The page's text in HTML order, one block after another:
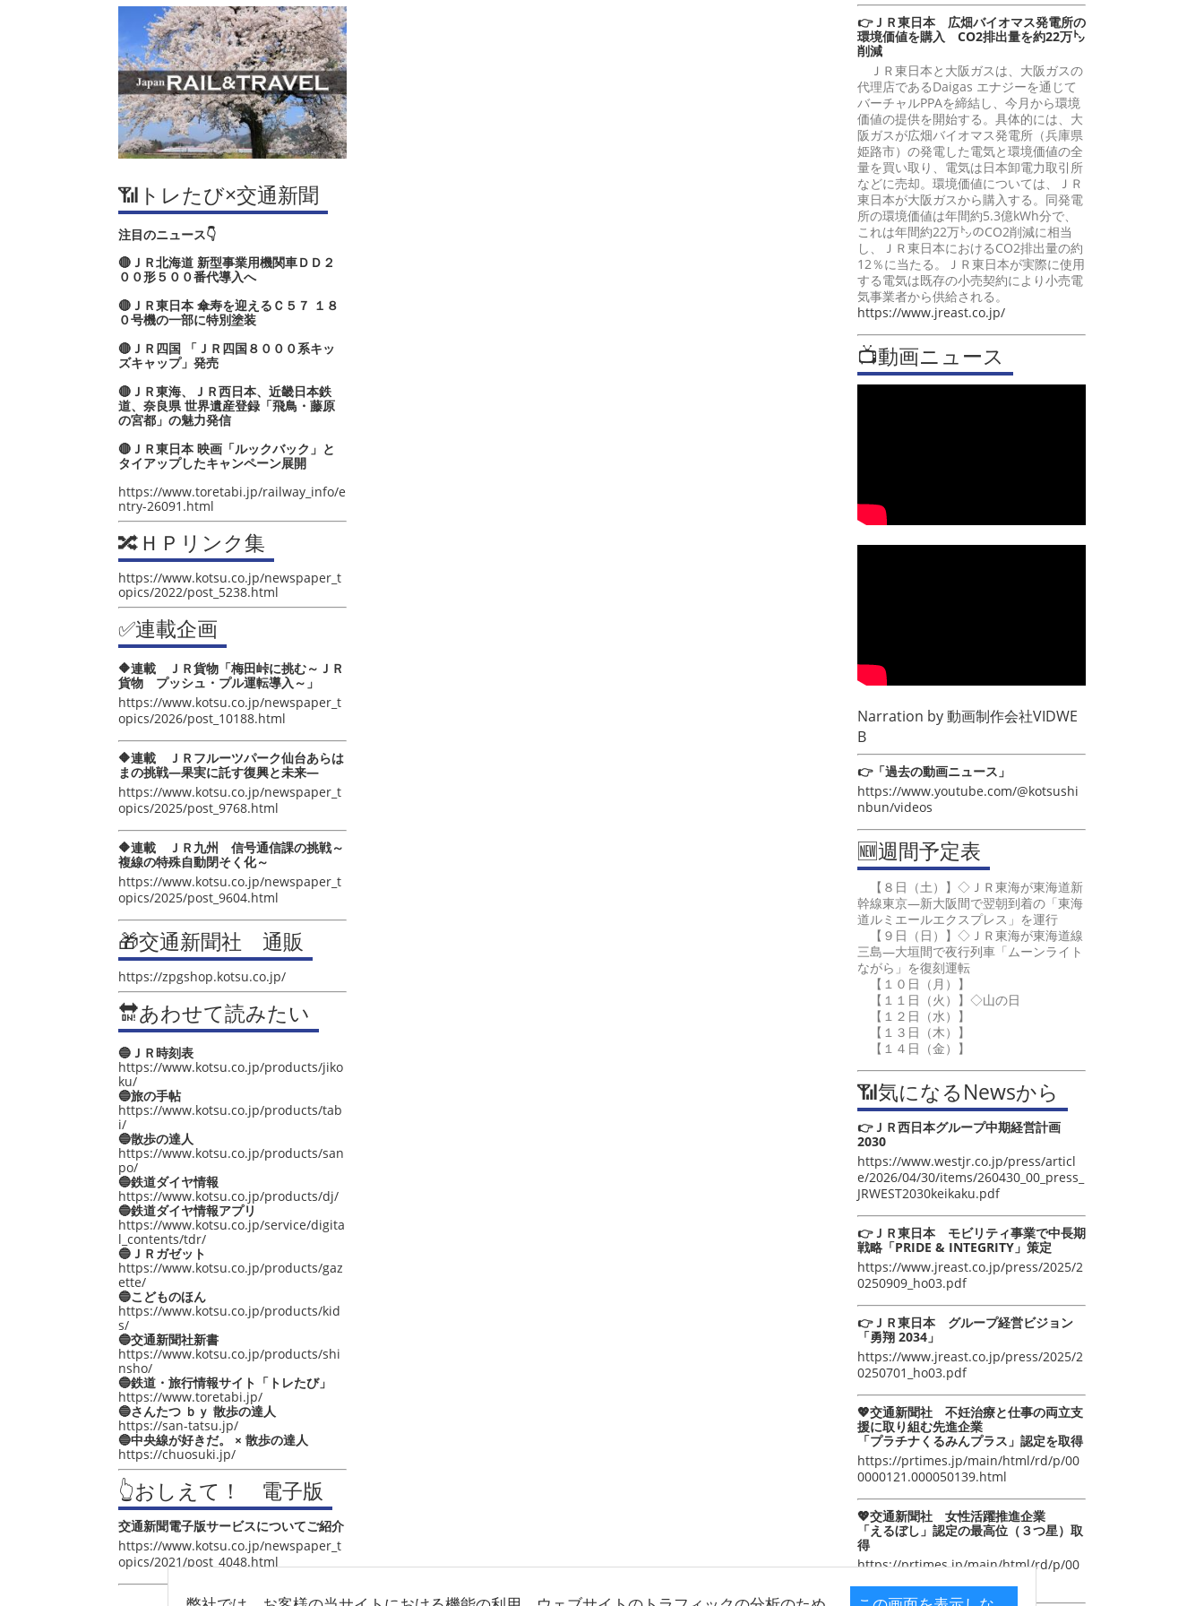
📶トレたび×交通新聞
注目のニュース👇
🔴ＪＲ北海道 新型事業用機関車ＤＤ２
００形５００番代導入へ
🔴ＪＲ東日本 傘寿を迎えるＣ５７ １８
０号機の一部に特別塗装
🔴ＪＲ四国 「ＪＲ四国８０００系キッ
ズキャップ」発売
🔴ＪＲ東海、ＪＲ西日本、近畿日本鉄
道、奈良県 世界遺産登録「飛鳥・藤原
の宮都」の魅力発信
🔴ＪＲ東日本 映画「ルックバック」と
タイアップしたキャンペーン展開
https://www.toretabi.jp/railway_info/e
ntry-26091.html
🔀ＨＰリンク集
https://www.kotsu.co.jp/newspaper_t
opics/2022/post_5238.html
✅連載企画
🔶連載 ＪＲ貨物「梅田峠に挑む～ＪＲ
貨物 プッシュ・プル運転導入～」
https://www.kotsu.co.jp/newspaper_t
opics/2026/post_10188.html
🔶連載 ＪＲフルーツパーク仙台あらは
まの挑戦―果実に託す復興と未来―
https://www.kotsu.co.jp/newspaper_t
opics/2025/post_9768.html
🔶連載 ＪＲ九州 信号通信課の挑戦～
複線の特殊自動閉そく化～
https://www.kotsu.co.jp/newspaper_t
opics/2025/post_9604.html
🎁交通新聞社 通販
https://zpgshop.kotsu.co.jp/
🔛あわせて読みたい
🔵ＪＲ時刻表
https://www.kotsu.co.jp/products/jiko
ku/
🔵旅の手帖
https://www.kotsu.co.jp/products/tab
i/
🔵散歩の達人
https://www.kotsu.co.jp/products/san
po/
🔵鉄道ダイヤ情報
https://www.kotsu.co.jp/products/dj/
🔵鉄道ダイヤ情報アプリ
https://www.kotsu.co.jp/service/digita
l_contents/tdr/
🔵ＪＲガゼット
https://www.kotsu.co.jp/products/gaz
ette/
🔵こどものほん
https://www.kotsu.co.jp/products/kid
s/
🔵交通新聞社新書
https://www.kotsu.co.jp/products/shi
nsho/
🔵鉄道・旅行情報サイト「トレたび」
https://www.toretabi.jp/
🔵さんたつ ｂｙ 散歩の達人
https://san-tatsu.jp/
🔵中央線が好きだ。 × 散歩の達人
https://chuosuki.jp/
👆おしえて！ 電子版
交通新聞電子版サービスについてご紹介
https://www.kotsu.co.jp/newspaper_t
opics/2021/post_4048.html
👉ＪＲ東日本 広畑バイオマス発電所の
環境価値を購入 CO2排出量を約22万㌧
削減
ＪＲ東日本と大阪ガスは、大阪ガスの
代理店であるDaigas エナジーを通じて
バーチャルPPAを締結し、今月から環境
価値の提供を開始する。具体的には、大
阪ガスが広畑バイオマス発電所（兵庫県
姫路市）の発電した電気と環境価値の全
量を買い取り、電気は日本卸電力取引所
などに売却。環境価値については、ＪＲ
東日本が大阪ガスから購入する。同発電
所の環境価値は年間約5.3億kWh分で、
これは年間約22万㌧のCO2削減に相当
し、ＪＲ東日本におけるCO2排出量の約
12％に当たる。ＪＲ東日本が実際に使用
する電気は既存の小売契約により小売電
気事業者から供給される。
https://www.jreast.co.jp/
📺動画ニュース
Narration by動画制作会社VIDWE
B
👉「過去の動画ニュース」
https://www.youtube.com/@kotsushi
nbun/videos
🆕週間予定表
【８日（土）】◇ＪＲ東海が東海道新
幹線東京―新大阪間で翌朝到着の「東海
道ルミエールエクスプレス」を運行
【９日（日）】◇ＪＲ東海が東海道線
三島―大垣間で夜行列車「ムーンライト
ながら」を復刻運転
【１０日（月）】
【１１日（火）】◇山の日
【１２日（水）】
【１３日（木）】
【１４日（金）】
📶気になるNewsから
👉ＪＲ西日本グループ中期経営計画
2030
https://www.westjr.co.jp/press/articl
e/2026/04/30/items/260430_00_press_
JRWEST2030keikaku.pdf
👉ＪＲ東日本 モビリティ事業で中長期
戦略「PRIDE & INTEGRITY」策定
https://www.jreast.co.jp/press/2025/2
0250909_ho03.pdf
👉ＪＲ東日本 グループ経営ビジョン
「勇翔 2034」
https://www.jreast.co.jp/press/2025/2
0250701_ho03.pdf
💖交通新聞社 不妊治療と仕事の両立支
援に取り組む先進企業
「プラチナくるみんプラス」認定を取得
https://prtimes.jp/main/html/rd/p/00
0000121.000050139.html
💖交通新聞社 女性活躍推進企業
「えるぼし」認定の最高位（３つ星）取
得
https://prtimes.jp/main/html/rd/p/00